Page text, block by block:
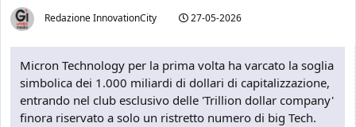
Redazione InnovationCity 27-05-2026
Micron Technology per la prima volta ha varcato la soglia
simbolica dei 1.000 miliardi di dollari di capitalizzazione,
entrando nel club esclusivo delle 'Trillion dollar company'
finora riservato a solo un ristretto numero di big Tech.